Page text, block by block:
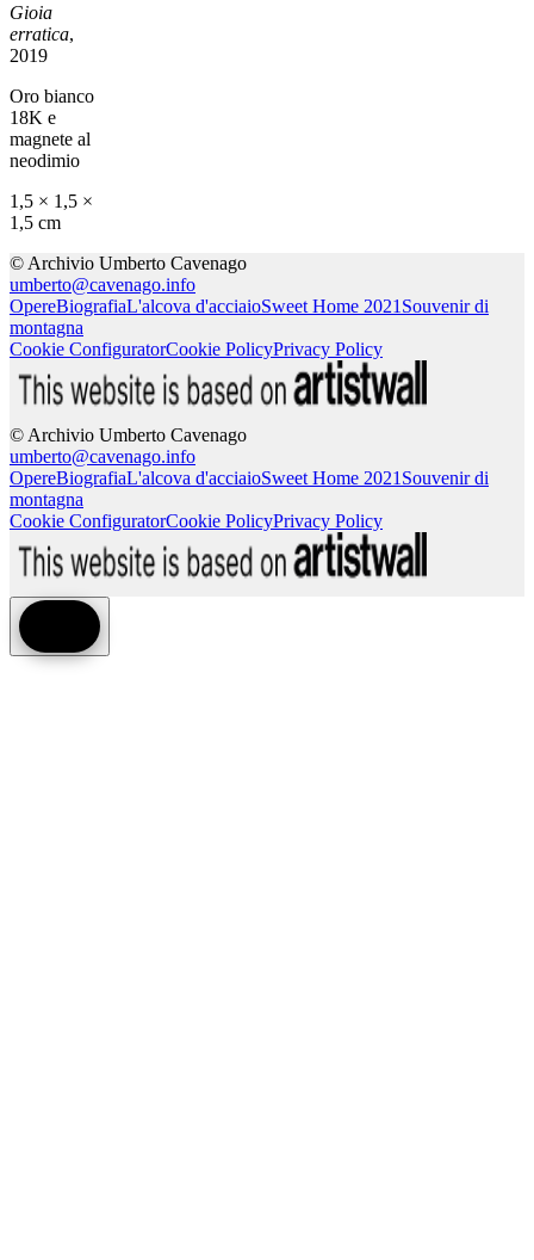
Gioia
erratica,
2019
Oro bianco
18K e
magnete al
neodimio
1,5 × 1,5 ×
1,5 cm
© Archivio Umberto Cavenago
umberto@cavenago.info
OpereBiografiaL'alcova d'acciaioSweet Home 2021 Souvenir di
montagna
Cookie ConfiguratorCookie PolicyPrivacy Policy
© Archivio Umberto Cavenago
umberto@cavenago.info
OpereBiografiaL'alcova d'acciaioSweet Home 2021 Souvenir di
montagna
Cookie ConfiguratorCookie PolicyPrivacy Policy